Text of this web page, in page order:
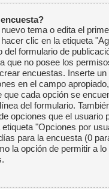
tema o edita el
clic en la etiqueta
del formulario de
que no posee los
encuestas. Inserte un
en el campo apropiado,
que cada opción se
del formulario.
opciones que el usuario
"Opciones por
para la encuesta (0
la opción de permitir a lo